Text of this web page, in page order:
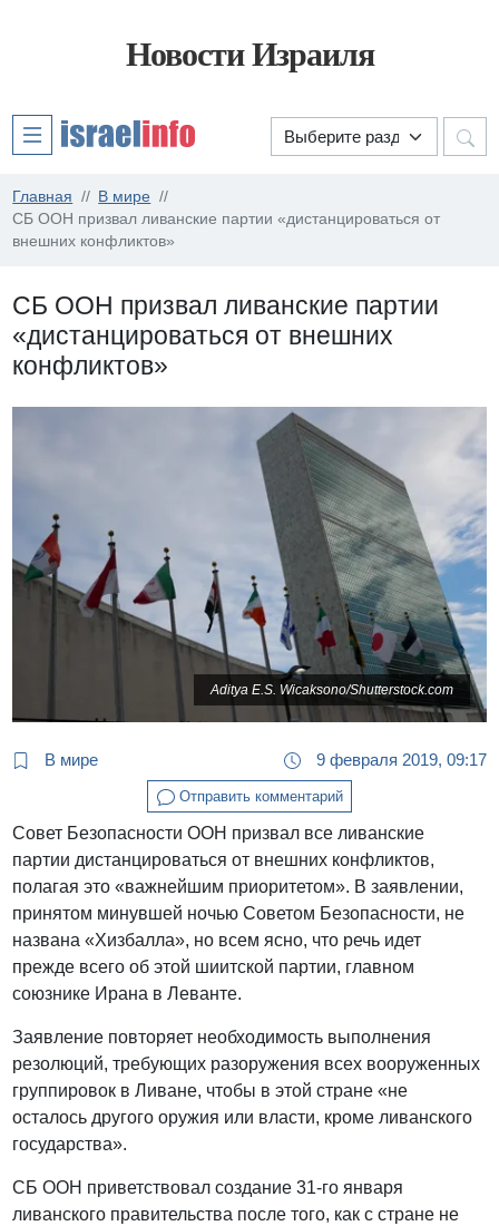
Новости Израиля
Главная
В мире
СБ ООН призвал ливанские партии «дистанцироваться от
внешних конфликтов»
СБ ООН призвал ливанские партии
«дистанцироваться от внешних
конфликтов»
Aditya E.S. Wicaksono/Shutterstock.com
В мире 9 февраля 2019, 09:17
Отправить комментарий
Совет Безопасности ООН призвал все ливанские
партии дистанцироваться от внешних конфликтов,
полагая это «важнейшим приоритетом». В заявлении,
принятом минувшей ночью Советом Безопасности, не
названа «Хизбалла», но всем ясно, что речь идет
прежде всего об этой шиитской партии, главном
союзнике Ирана в Леванте.
Заявление повторяет необходимость выполнения
резолюций, требующих разоружения всех вооруженных
группировок в Ливане, чтобы в этой стране «не
осталось другого оружия или власти, кроме ливанского
государства».
СБ ООН приветствовал создание 31-го января
ливанского правительства после того, как с стране не